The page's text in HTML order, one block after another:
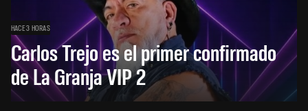
HACE 3 HORAS
Carlos Trejo es el primer confirmado
de La Granja VIP 2